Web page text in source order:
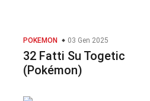
POKEMON 03 Gen 2025
32 Fatti Su Togetic
(Pokémon)